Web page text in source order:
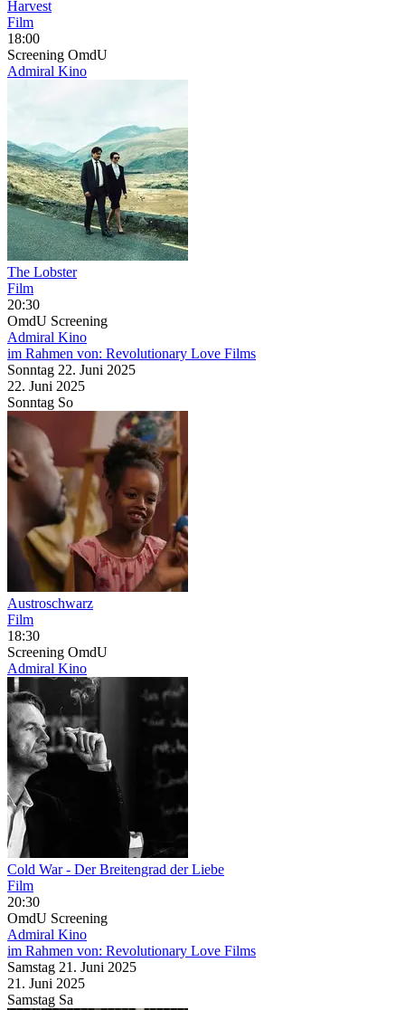
Harvest
Film
18:00
Screening OmdU
Admiral Kino
The Lobster
Film
20:30
OmdU Screening
Admiral Kino
im Rahmen von: Revolutionary Love Films
Sonntag 22. Juni 2025
22. Juni 2025
Sonntag So
Austroschwarz
Film
18:30
Screening OmdU
Admiral Kino
Cold War - Der Breitengrad der Liebe
Film
20:30
OmdU Screening
Admiral Kino
im Rahmen von: Revolutionary Love Films
Samstag 21. Juni 2025
21. Juni 2025
Samstag Sa